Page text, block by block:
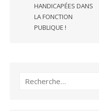
HANDICAPÉES DANS
LA FONCTION
PUBLIQUE !
Recherche